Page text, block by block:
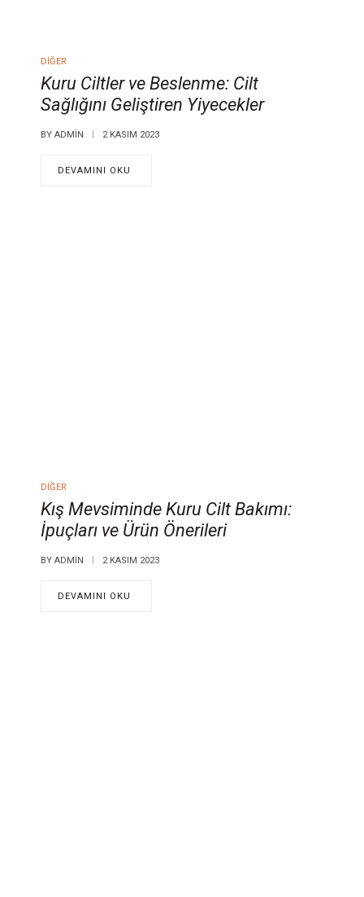
DIĞER
Kuru Ciltler ve Beslenme: Cilt
Sağlığını Geliştiren Yiyecekler
BY ADMIN 2 KASIM 2023
DEVAMINI OKU
DIĞER
Kış Mevsiminde Kuru Cilt Bakımı:
İpuçları ve Ürün Önerileri
BY ADMIN 2 KASIM 2023
DEVAMINI OKU